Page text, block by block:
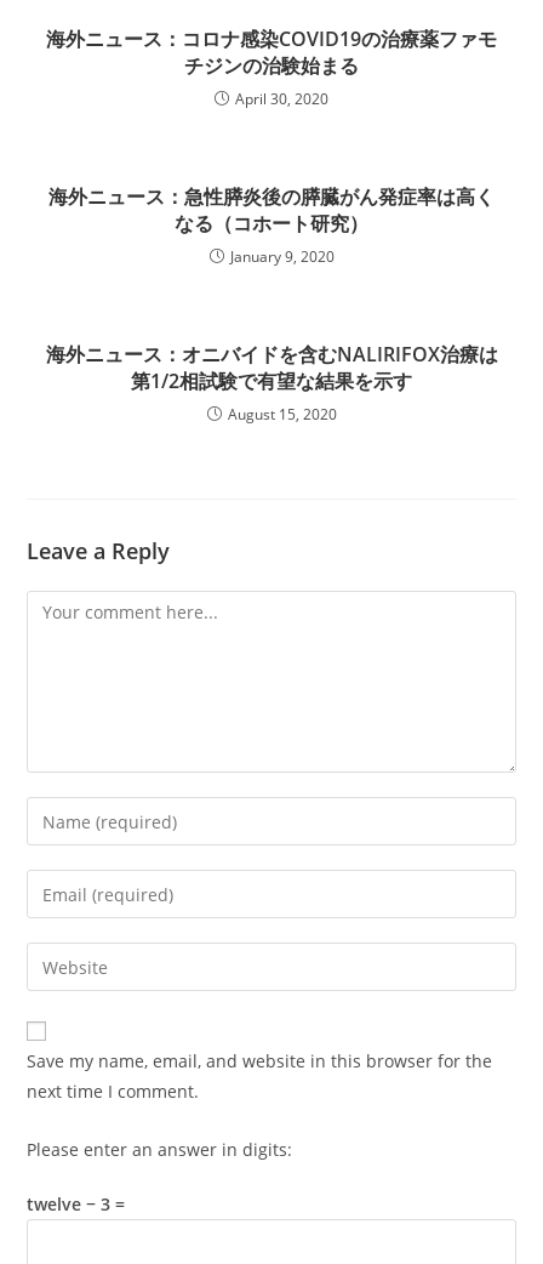
海外ニュース：コロナ感染COVID19の治療薬ファモ
チジンの治験始まる
April 30, 2020
海外ニュース：急性膵炎後の膵臓がん発症率は高く
なる（コホート研究）
January 9, 2020
海外ニュース：オニバイドを含むNALIRIFOX治療は
第1/2相試験で有望な結果を示す
August 15, 2020
Leave a Reply
Comment
Enter
your
name
comment
Enter
your
email
address
comment
Enter
your
website
URL
(optional)
Save my name, email, and website in this browser for the
next time I comment.
Please enter an answer in digits:
twelve − 3 =